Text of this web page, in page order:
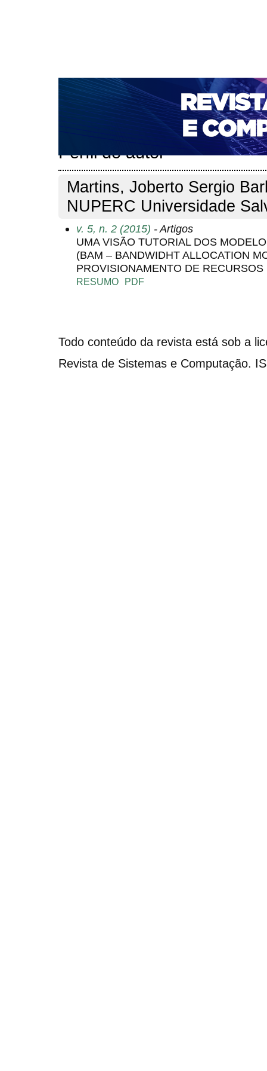
CAPA SOBRE ACESSO CADASTRO
NOTÍCIAS
PORTAL DE REVISTAS DA UNIFACS
PARA AVALIADORES
NOVA SUBMISSÃO
Perfil do autor
Martins, Joberto Sergio
NUPERC Universidade
v. 5, n. 2 (2015) - Artigos
UMA VISÃO TUTORIAL DOS
(BAM – BANDWIDHT ALLOCATION
PROVISIONAMENTO DE
RESUMO PDF
Todo conteúdo da revista está sob a
Revista de Sistemas e Computação.